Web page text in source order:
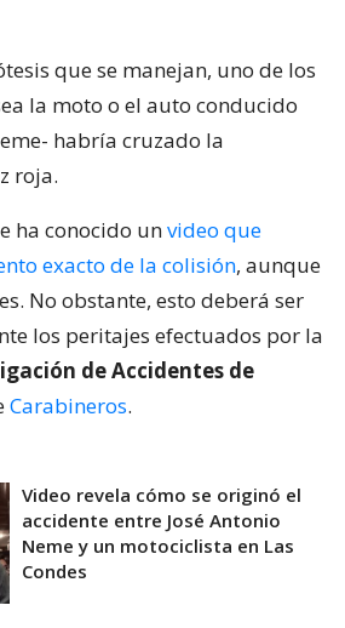
que se manejan, uno de los
la moto o el auto conducido
habría cruzado la
roja.
ha conocido unvideo que
exacto de la colisión, aunque
No obstante, esto deberá ser
los peritajes efectuados por la
de Accidentes de
Carabineros.
Video revela cómo se originó el
accidente entre José Antonio
Neme y un motociclista en Las
Condes